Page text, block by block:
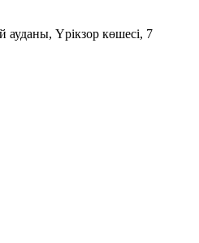
ауданы, Үрікзор көшесі, 7